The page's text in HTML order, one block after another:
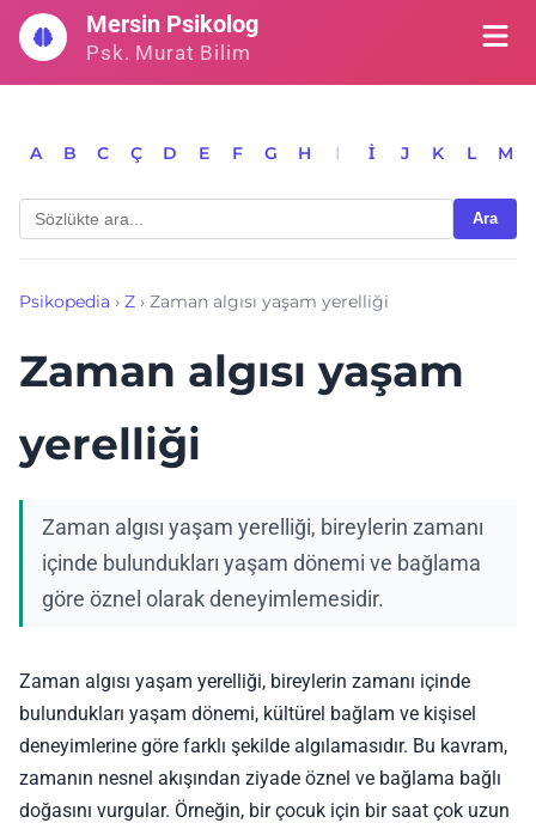
İçeriğe
geç
Mersin Psikolog
Psk. Murat Bilim
A B C Ç D E F G H I İ J K L M
Ara
Psikopedia › Z › Zaman algısı yaşam yerelliği
Zaman algısı yaşam
yerelliği
Zaman algısı yaşam yerelliği, bireylerin zamanı
içinde bulundukları yaşam dönemi ve bağlama
göre öznel olarak deneyimlemesidir.
Zaman algısı yaşam yerelliği, bireylerin zamanı içinde
bulundukları yaşam dönemi, kültürel bağlam ve kişisel
deneyimlerine göre farklı şekilde algılamasıdır. Bu kavram,
zamanın nesnel akışından ziyade öznel ve bağlama bağlı
doğasını vurgular. Örneğin, bir çocuk için bir saat çok uzun